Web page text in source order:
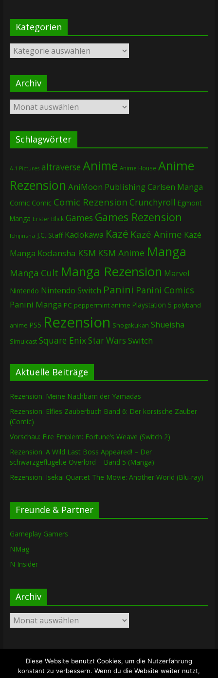
Kategorien
Kategorien
Archiv
Archiv
Schlagwörter
A-1 Pictures altraverse Anime Anime House Anime
Rezension AniMoon PublishingCarlsen Manga
Comic Comic Comic Rezension Crunchyroll Egmont
Manga Erster Blick Games Games Rezension
Ichijinsha J.C. Staff Kadokawa Kazé Kazé Anime Kazé
Manga Kodansha KSM KSM Anime Manga
Manga Cult Manga Rezension Marvel
Nintendo Nintendo Switch Panini Panini Comics
Panini Manga PC peppermint anime Playstation 5 polyband
anime PS5 Rezension Shogakukan Shueisha
Simulcast Square EnixStar Wars Switch
Aktuelle Beiträge
Rezension: Meine Nachbarn der Yamadas
Rezension: Elfies Zauberbuch Band 6: Der korsische Zauber
(Comic)
Vorschau: Fire Emblem: Fortune’s Weave (Switch 2)
Rezension: A Wild Last Boss Appeared! – Der
schwarzgeflügelte Overlord – Band 5 (Manga)
Rezension: Isekai Quartet The Movie: Another World (Blu-ray)
Freunde & Partner
Gameplay Gamers
NMag
N Insider
Archiv
Archiv
Copyright © 2026The Lost Dungeon. Alle Rechte vorbehalten.
Diese Website benutzt Cookies, um die Nutzerfahrung
konstant zu verbessern. Wenn du die Website weiter nutzt,